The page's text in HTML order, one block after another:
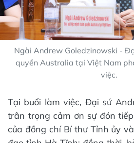
Ngài Andrew Goledzinowski -
quyền Australia tại Việt Nam
việc.
Tại buổi làm việc, Đại sứ
trân trọng cảm ơn sự đón
của đồng chí Bí thư Tỉnh ủy